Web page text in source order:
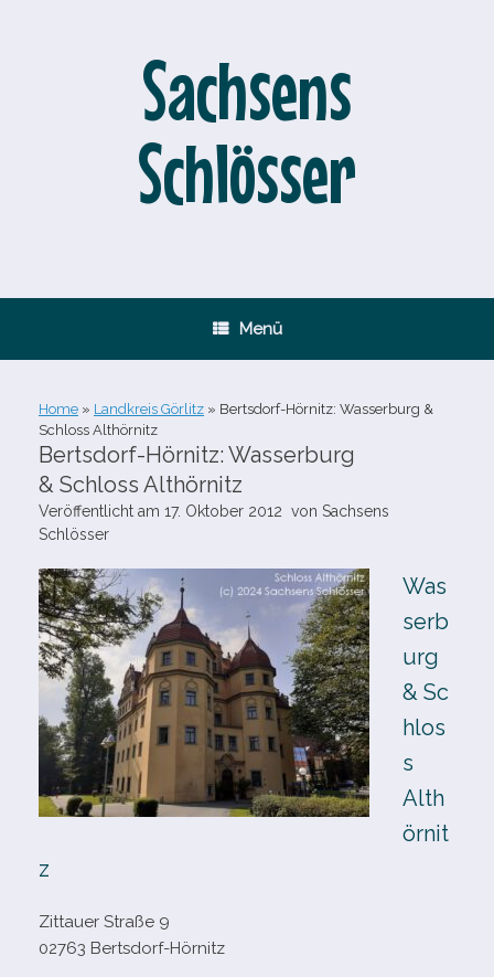
Sachsens
Schlösser
Menü
Home » Landkreis Görlitz » Bertsdorf-​Hörnitz: Wasserburg &
Schloss Althörnitz
Bertsdorf-​Hörnitz: Wasserburg
& Schloss Althörnitz
Veröffentlicht am 17. Oktober 2012 von Sachsens
Schlösser
Was
serb
urg
& Sc
hlos
s
Alth
örnit
z
Zittauer Straße 9
02763 Bertsdorf-Hörnitz